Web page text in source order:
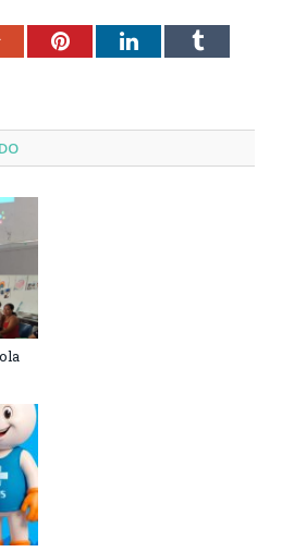
Google+PinterestLinkedInTumblr